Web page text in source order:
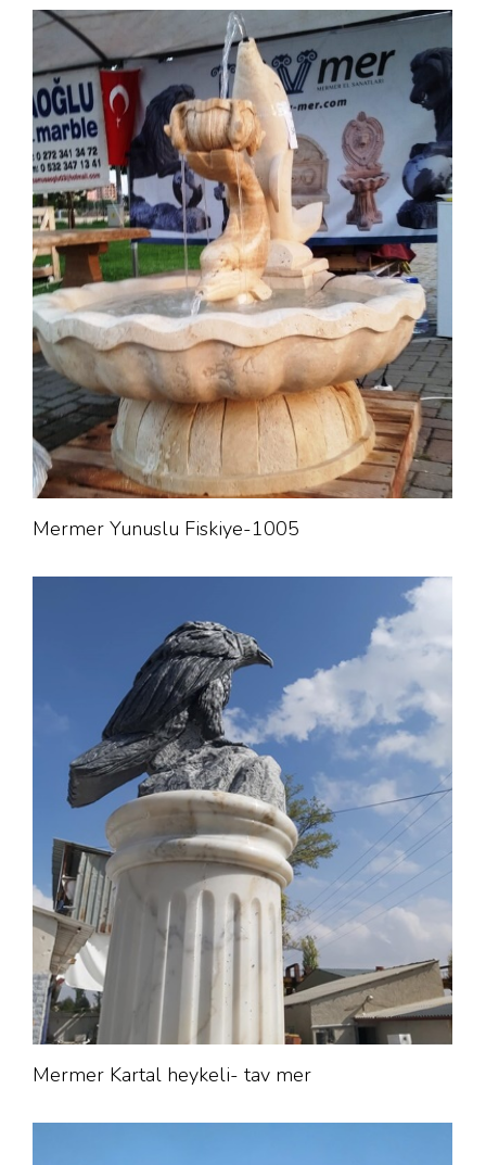
Mermer Yunuslu Fiskiye-1005
Mermer Kartal heykeli- tav mer